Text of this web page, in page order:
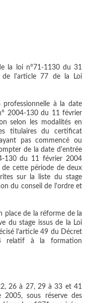
de l'article 77 de la Loi
à la date
2004-130 du 11 février
selon les modalités en
titulaires du certificat
pas commencé ou
de la date d'entrée
130 du 11 février 2004
cette période de deux
sur la liste du stage
du conseil de l'ordre et
place de la réforme de la
du stage issus de la Loi
l'article 49 du Décret
relatif à la formation
26 à 27, 29 à 33 et 41
sous réserve des